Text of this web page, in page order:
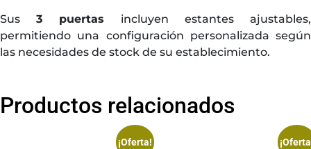
Sus3 puertas incluyen estantes ajustables,
permitiendo una configuración personalizada según
las necesidades de stock de su establecimiento.
Productos relacionados
¡Oferta!